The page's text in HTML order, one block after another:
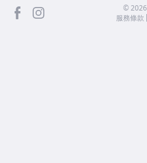
facebook ©2026
服務條款